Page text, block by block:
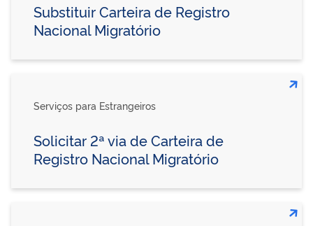
Substituir Carteira de Registro
Nacional Migratório
Serviços para Estrangeiros
Solicitar 2ª via de Carteira de
Registro Nacional Migratório